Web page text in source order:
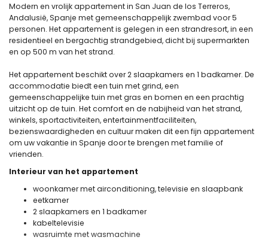
Modern en vrolijk appartement in San Juan de los Terreros,
Andalusië, Spanje met gemeenschappelijk zwembad voor 5
personen. Het appartement is gelegen in een strandresort, in een
residentieel en bergachtig strandgebied, dicht bij supermarkten
en op 500 m van het strand.
Het appartement beschikt over 2 slaapkamers en 1 badkamer. De
accommodatie biedt een tuin met grind, een
gemeenschappelijke tuin met gras en bomen en een prachtig
uitzicht op de tuin. Het comfort en de nabijheid van het strand,
winkels, sportactiviteiten, entertainmentfaciliteiten,
bezienswaardigheden en cultuur maken dit een fijn appartement
om uw vakantie in Spanje door te brengen met familie of
vrienden.
Interieur van het appartement
woonkamer met airconditioning, televisie en slaapbank
eetkamer
2 slaapkamers en 1 badkamer
kabeltelevisie
wasruimte met wasmachine